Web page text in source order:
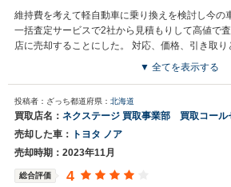
維持費を考えて軽自動車に乗り換えを検討し今の
一括査定サービスで2社から見積もりして高値で
店に売却することにした。 対応、価格、引き取
▼ 全てを表示する
投稿者：ざっち都道府県： 北海道
買取店名： ネクステージ 買取事業部 買取コール
売却した車：
トヨタ ノア
売却時期：2023年11月
総合評価 4